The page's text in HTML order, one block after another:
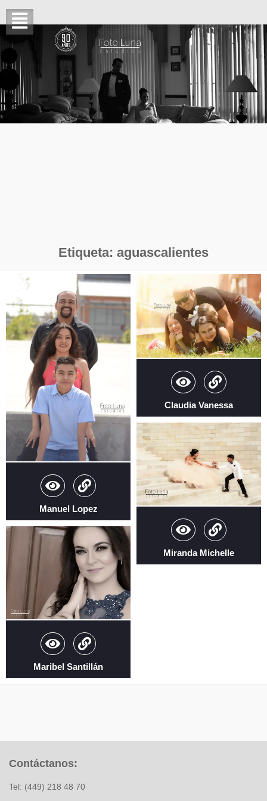
Etiqueta: aguascalientes
Manuel Lopez
Claudia Vanessa
Miranda Michelle
Maribel Santillán
Contáctanos:
Tel: (449) 218 48 70